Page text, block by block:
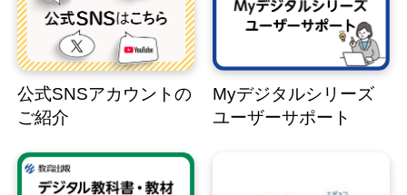
公式SNSアカウントの
ご紹介
Myデジタルシリーズ
ユーザーサポート